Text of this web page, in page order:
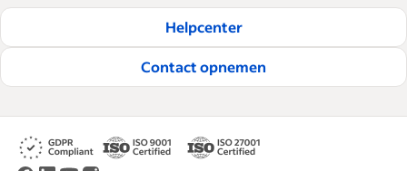
Helpcenter
Contact opnemen